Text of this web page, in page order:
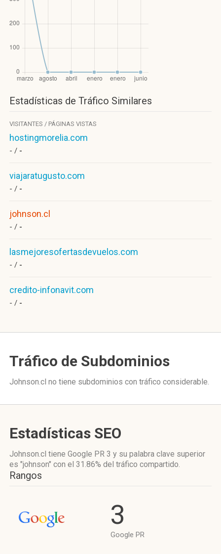
Estadísticas de Tráfico Similares
VISITANTES / PÁGINAS VISTAS
hostingmorelia.com
- / -
viajaratugusto.com
- / -
johnson.cl
- / -
lasmejoresofertasdevuelos.com
- / -
credito-infonavit.com
- / -
Tráfico de Subdominios
Johnson.cl no tiene subdominios con tráfico considerable.
Estadísticas SEO
Johnson.cl tiene Google PR 3 y su palabra clave superior
es "johnson" con el 31.86% del tráfico compartido.
Rangos
3
Google PR